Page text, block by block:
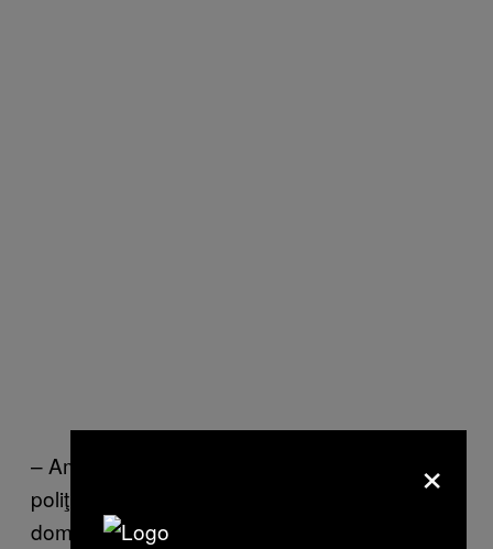
– Am declaraţia fetei, se auzi vocea
poliţistului din Logan, spune că a primit de la
domnul Naşu suma de 30 de lei pentru a
×